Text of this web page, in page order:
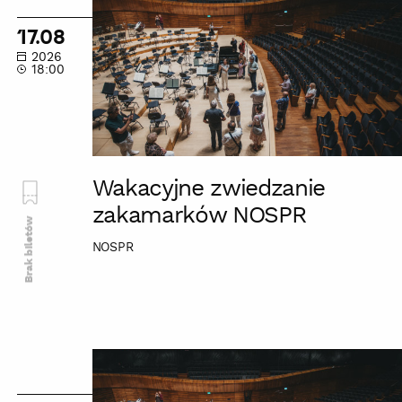
zakamarków
NOSPR
17.08
2026
18:00
Wakacyjne zwiedzanie
zakamarków NOSPR
NOSPR
Brak biletów
zwiedzanie